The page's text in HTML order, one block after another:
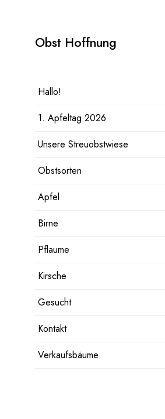
Obst Hoffnung
Hallo!
1. Apfeltag 2026
Unsere Streuobstwiese
Obstsorten
Apfel
Birne
Pflaume
Kirsche
Gesucht
Kontakt
Verkaufsbäume